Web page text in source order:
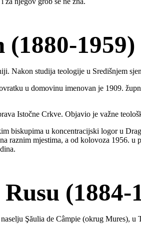
1959)
Nakon studija teologije u Središnjem
u domovinu imenovan je 1909.
Istočne Crkve. Objavio je važne
biskupima u koncentracijski logor u
raznim mjestima, a od kolovoza 1956.
(1884-
Şăulia de Câmpie (okrug Mures),